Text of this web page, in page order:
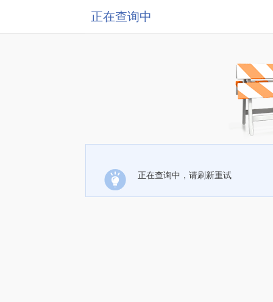
正在查询中
正在查询中，请刷新重试